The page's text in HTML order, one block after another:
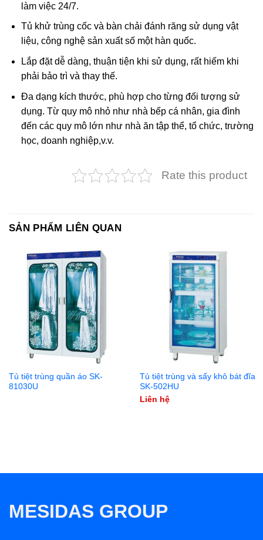
làm việc 24/7.
Tủ khử trùng cốc và bàn chải đánh răng sử dụng vật
liệu, công nghệ sản xuất số một hàn quốc.
Lắp đặt dễ dàng, thuận tiện khi sử dụng, rất hiếm khi
phải bảo trì và thay thế.
Đa dạng kích thước, phù hợp cho từng đối tượng sử
dụng. Từ quy mô nhỏ như nhà bếp cá nhân, gia đình
đến các quy mô lớn như nhà ăn tập thể, tổ chức, trường
học, doanh nghiệp,v.v.
Rate this product
SẢN PHẨM LIÊN QUAN
Tủ tiệt trùng quần áo SK-
81030U
Tủ tiệt trùng và sấy khô bát đĩa
SK-502HU
Liên hệ
MESIDAS GROUP